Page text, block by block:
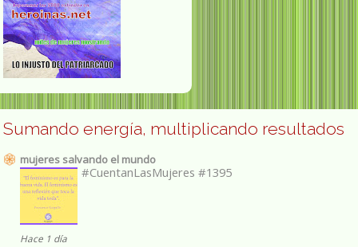
Sumando energía, multiplicando resultados
mujeres salvando el mundo
#CuentanLasMujeres #1395
Hace 1 día